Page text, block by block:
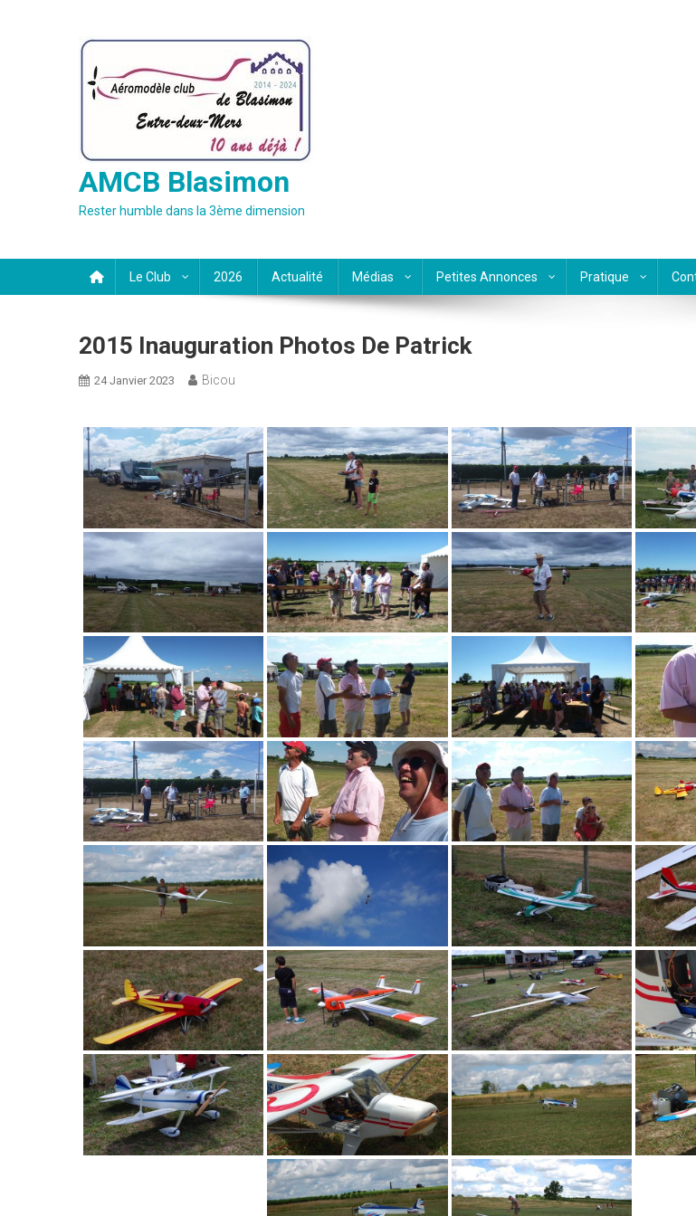
AMCB Blasimon
Rester humble dans la 3ème dimension
Le Club 2026 Actualité Médias Petites Annonces Pratique
2015 Inauguration Photos De Patrick
24 Janvier 2023 Bicou